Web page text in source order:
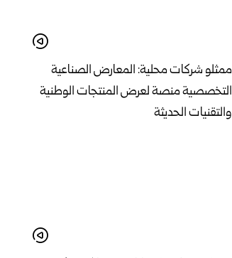
ممثلو شركات محلية: المعارض الصناعية
التخصصية منصة لعرض المنتجات الوطنية
والتقنيات الحديثة